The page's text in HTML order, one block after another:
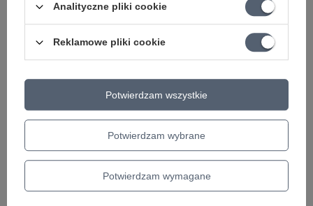
Analityczne pliki cookie
Reklamowe pliki cookie
Potwierdzam wybrane
Potwierdzam wymagane
Potwierdzam wszystkie